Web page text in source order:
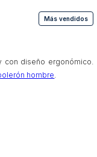
Más vendidos
con diseño ergonómico.
hombre.